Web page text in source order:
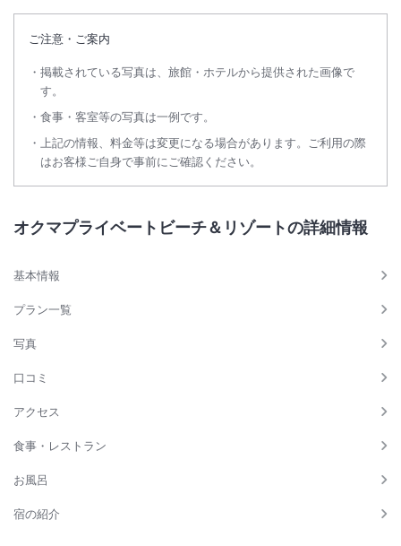
ご注意・ご案内
掲載されている写真は、旅館・ホテルから提供された画像で
す。
食事・客室等の写真は一例です。
上記の情報、料金等は変更になる場合があります。ご利用の際
はお客様ご自身で事前にご確認ください。
オクマプライベートビーチ＆リゾートの詳細情報
基本情報
プラン一覧
写真
口コミ
アクセス
食事・レストラン
お風呂
宿の紹介